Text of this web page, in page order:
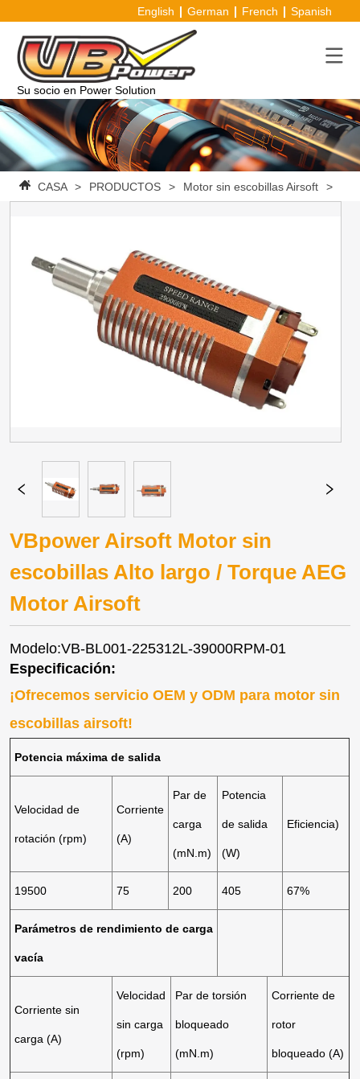
English German French Spanish
Su socio en Power Solution
CASA > PRODUCTOS > Motor sin escobillas Airsoft >
VBpower Airsoft Motor sin
escobillas Alto largo / Torque AEG
Motor Airsoft
Modelo:VB-BL001-225312L-39000RPM-01
Especificación:
¡Ofrecemos servicio OEM y ODM para motor sin
escobillas airsoft!
Potencia máxima de salida
Velocidad de
rotación (rpm)
Corriente
(A)
Par de
carga
(mN.m)
Potencia
de salida
(W)
Eficiencia)
19500 75 200 405 67%
Parámetros de rendimiento de carga
vacía
Corriente sin
carga (A)
Velocidad
sin carga
(rpm)
Par de torsión
bloqueado
(mN.m)
Corriente de
rotor
bloqueado (A)